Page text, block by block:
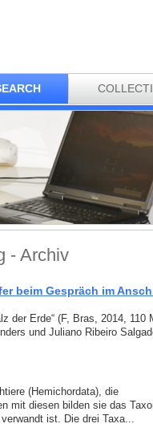
- Archiv
beim Gespräch im
der Erde“ (F, Bras, 2014,
und Juliano Ribeiro
(Hemichordata), die
mit diesen bilden sie das
ist. Die drei Taxa...